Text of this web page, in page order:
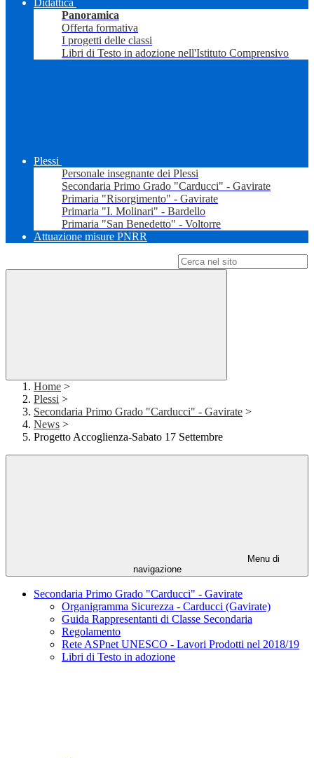
Didattica
Panoramica
Offerta formativa
I progetti delle classi
Libri di Testo in adozione nell'Istituto Comprensivo
Plessi
Personale insegnante dei Plessi
Secondaria Primo Grado "Carducci" - Gavirate
Primaria "Risorgimento" - Gavirate
Primaria "I. Molinari" - Bardello
Primaria "San Benedetto" - Voltorre
Attuazione misure PNRR
Home >
Plessi >
Secondaria Primo Grado "Carducci" - Gavirate >
News >
Progetto Accoglienza-Sabato 17 Settembre
Menu di
navigazione
Secondaria Primo Grado "Carducci" - Gavirate
Organigramma Sicurezza - Carducci (Gavirate)
Guida Rappresentanti di Classe Secondaria
Regolamento
Rete ASPnet UNESCO - Lavori Prodotti nel 2018/19
Libri di Testo in adozione